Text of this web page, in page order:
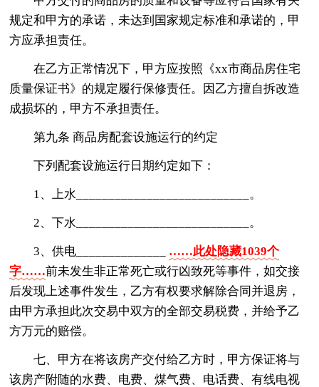
规定和甲方的承诺，未达到国家规定标准和承诺的，甲
方应承担责任。
在乙方正常情况下，甲方应按照《xx市商品房住宅
质量保证书》的规定履行保修责任。因乙方擅自拆改造
成损坏的，甲方不承担责任。
第九条 商品房配套设施运行的约定
下列配套设施运行日期约定如下：
1、上水___________________________。
2、下水___________________________。
3、供电______________ ……此处隐藏1039个
字……前未发生非正常死亡或行凶致死等事件，如交接
后发现上述事件发生，乙方有权要求解除合同并退房，
由甲方承担此次交易中双方的全部交易税费，并给予乙
方万元的赔偿。
七、甲方在将该房产交付给乙方时，甲方保证将与
该房产附随的水费、电费、煤气费、电话费、有线电视